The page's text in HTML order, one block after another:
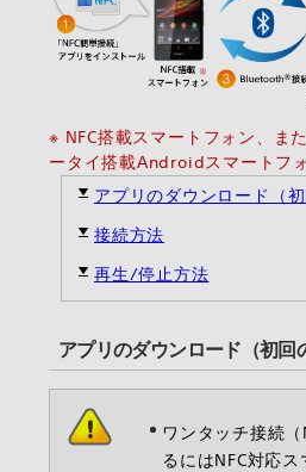
※ NFC搭載スマートフォン、ま
ータイ搭載Androidスマートフ
アプリのダウンロード（初
接続方法
再生/停止方法
アプリのダウンロード（初回
ワンタッチ接続
るにはNFC対応